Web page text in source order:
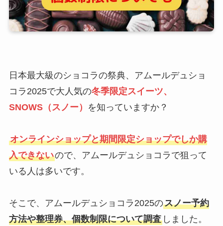
日本最大級のショコラの祭典、アムールデュショ
コラ2025で大人気の冬季限定スイーツ、
SNOWS（スノー）
を知っていますか？
オンラインショップと期間限定ショップでしか購
入できないので、アムールデュショコラで狙って
いる人は多いです。
そこで、アムールデュショコラ2025のスノー予約
方法や整理券、個数制限について調査しました。